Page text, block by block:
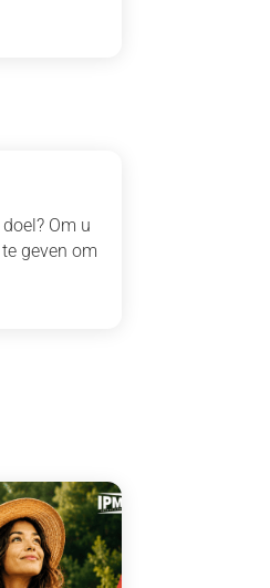
Om u
geven om